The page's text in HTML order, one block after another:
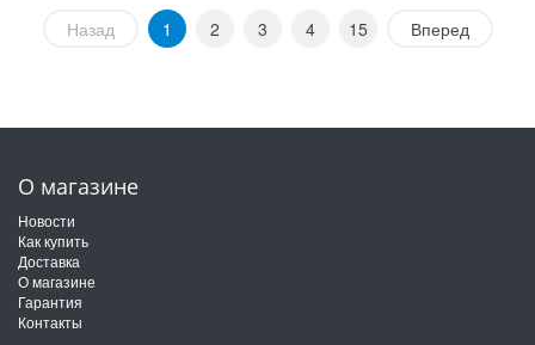
Назад 1 2 3 4 15 Вперед
О магазине
Новости
Как купить
Доставка
О магазине
Гарантия
Контакты